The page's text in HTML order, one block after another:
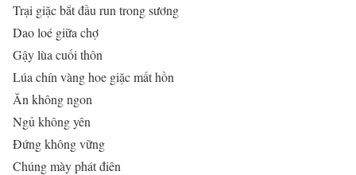
Trại giặc bắt đầu run trong sương
Dao loé giữa chợ
Gậy lùa cuối thôn
Lúa chín vàng hoe giặc mất hồn
Ăn không ngon
Ngủ không yên
Đứng không vững
Chúng mày phát điên